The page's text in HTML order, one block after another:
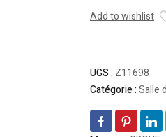
Add to wishlist
UGS : Z11698
Catégorie :Salle